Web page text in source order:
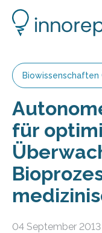
Biowissenschaften
für
04 September 2013